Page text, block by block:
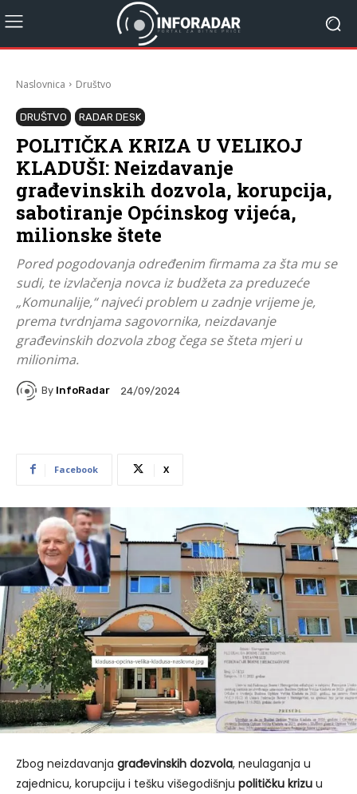
Naslovnica Društvo
DRUŠTVO RADAR DESK
POLITIČKA KRIZA U VELIKOJ
KLADUŠI: Neizdavanje
građevinskih dozvola, korupcija,
sabotiranje Općinskog vijeća,
milionske štete
Pored pogodovanja određenim firmama za šta mu se
sudi, te izvlačenja novca iz budžeta za preduzeće
„Komunalije,“ najveći problem u zadnje vrijeme je,
prema tvrdnjama sagovornika, neizdavanje
građevinskih dozvola zbog čega se šteta mjeri u
milionima.
By InfoRadar 24/09/2024
Facebook X
Zbog neizdavanja građevinskih dozvola, neulaganja u
zajednicu, korupciju i tešku višegodišnju političku krizu u